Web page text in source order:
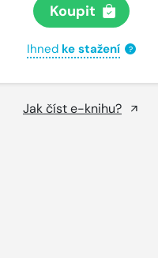
Koupit
Ihned ke stažení ?
Jak číst e-knihu?